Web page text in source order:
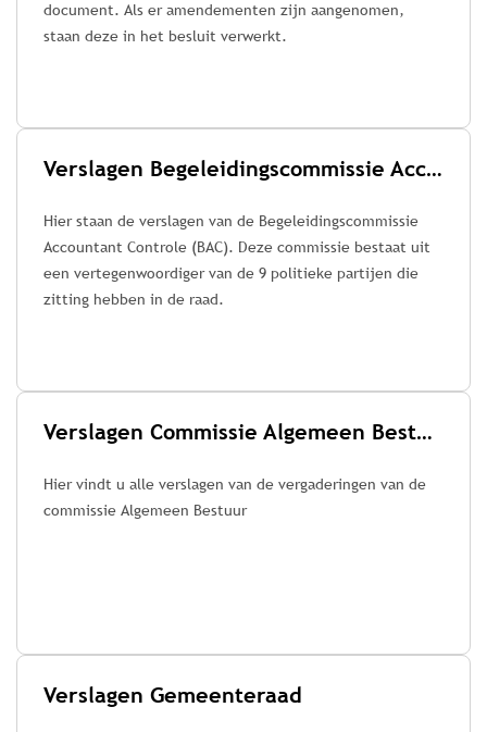
document. Als er amendementen zijn aangenomen,
staan deze in het besluit verwerkt.
Verslagen Begeleidingscommissie Accountant Controle (BAC)
Hier staan de verslagen van de Begeleidingscommissie
Accountant Controle (BAC). Deze commissie bestaat uit
een vertegenwoordiger van de 9 politieke partijen die
zitting hebben in de raad.
Verslagen Commissie Algemeen Bestuur
Hier vindt u alle verslagen van de vergaderingen van de
commissie Algemeen Bestuur
Verslagen Gemeenteraad